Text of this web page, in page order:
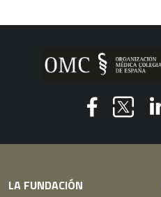
LA FUNDACIÓN